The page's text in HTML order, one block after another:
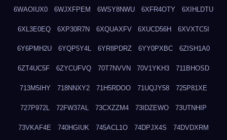
6WAOIUX0 6WJXFPEM 6WSY8NWU 6XFR4OTY 6XIHLDTU
6XL3E0EQ 6XP30R7N 6XQUAXFV 6XUCD56H 6XVXTC5I
6Y6PMH2U 6YQP5Y4L 6YR8PDRZ 6YY0PXBC 6ZISH1A0
6ZT4UC5F 6ZYCUFVQ 70T7NVVN 70V1YKH3 711BHOSD
713M5IHY 718NNXY2 71H5RDOO 71UQJY58 725P81XE
727P972L 72FW37AL 73CXZZM4 73IDZEWO 73UTNHIP
73VKAF4E 740HGIUK 745ACL1O 74DPJX4S 74DVDXRM